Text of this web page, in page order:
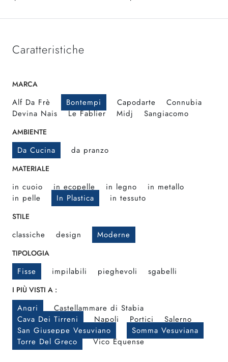
Caratteristiche
MARCA
Alf Da Frè Bontempi Capodarte
Connubia
Devina Nais
Le Fablier Midj Sangiacomo
AMBIENTE
Da Cucina da pranzo
MATERIALE
in cuoio in ecopelle in legno
in metallo
in pelle
In Plastica in tessuto
STILE
classiche design Moderne
TIPOLOGIA
Fisse impilabili pieghevoli sgabelli
I PIÙ VISTI A :
Angri
Castellammare di Stabia
Cava Dei Tirreni
Napoli Portici
Salerno
San Giuseppe Vesuviano
Somma Vesuviana
Torre Del Greco
Vico Equense